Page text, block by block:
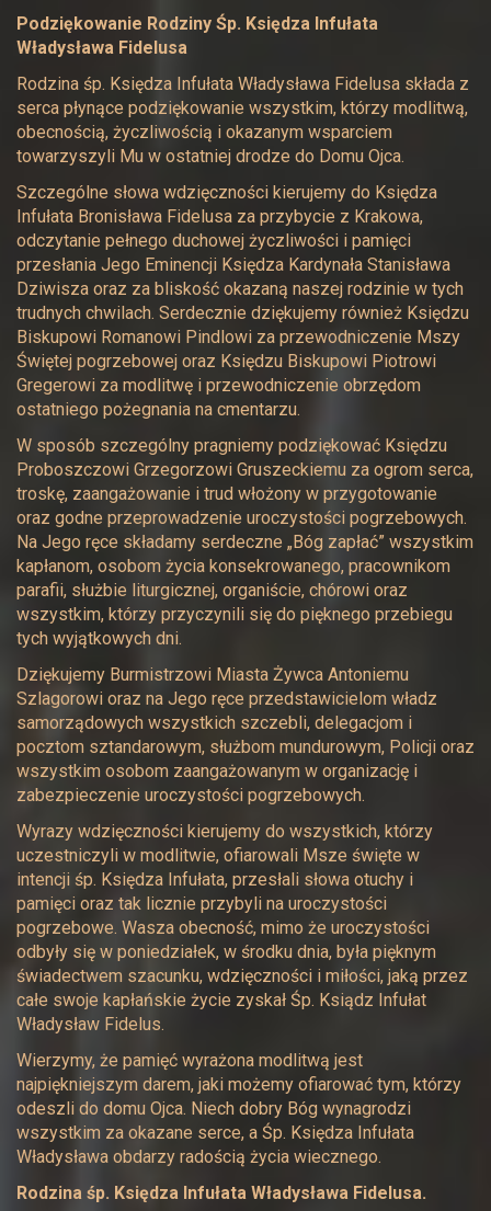
Podziękowanie Rodziny Śp. Księdza Infułata
Władysława Fidelusa
Rodzina śp. Księdza Infułata Władysława Fidelusa składa z
serca płynące podziękowanie wszystkim, którzy modlitwą,
obecnością, życzliwością i okazanym wsparciem
towarzyszyli Mu w ostatniej drodze do Domu Ojca.
Szczególne słowa wdzięczności kierujemy do Księdza
Infułata Bronisława Fidelusa za przybycie z Krakowa,
odczytanie pełnego duchowej życzliwości i pamięci
przesłania Jego Eminencji Księdza Kardynała Stanisława
Dziwisza oraz za bliskość okazaną naszej rodzinie w tych
trudnych chwilach. Serdecznie dziękujemy również Księdzu
Biskupowi Romanowi Pindlowi za przewodniczenie Mszy
Świętej pogrzebowej oraz Księdzu Biskupowi Piotrowi
Gregerowi za modlitwę i przewodniczenie obrzędom
ostatniego pożegnania na cmentarzu.
W sposób szczególny pragniemy podziękować Księdzu
Proboszczowi Grzegorzowi Gruszeckiemu za ogrom serca,
troskę, zaangażowanie i trud włożony w przygotowanie
oraz godne przeprowadzenie uroczystości pogrzebowych.
Na Jego ręce składamy serdeczne „Bóg zapłać” wszystkim
kapłanom, osobom życia konsekrowanego, pracownikom
parafii, służbie liturgicznej, organiście, chórowi oraz
wszystkim, którzy przyczynili się do pięknego przebiegu
tych wyjątkowych dni.
Dziękujemy Burmistrzowi Miasta Żywca Antoniemu
Szlagorowi oraz na Jego ręce przedstawicielom władz
samorządowych wszystkich szczebli, delegacjom i
pocztom sztandarowym, służbom mundurowym, Policji oraz
wszystkim osobom zaangażowanym w organizację i
zabezpieczenie uroczystości pogrzebowych.
Wyrazy wdzięczności kierujemy do wszystkich, którzy
uczestniczyli w modlitwie, ofiarowali Msze święte w
intencji śp. Księdza Infułata, przesłali słowa otuchy i
pamięci oraz tak licznie przybyli na uroczystości
pogrzebowe. Wasza obecność, mimo że uroczystości
odbyły się w poniedziałek, w środku dnia, była pięknym
świadectwem szacunku, wdzięczności i miłości, jaką przez
całe swoje kapłańskie życie zyskał Śp. Ksiądz Infułat
Władysław Fidelus.
Wierzymy, że pamięć wyrażona modlitwą jest
najpiękniejszym darem, jaki możemy ofiarować tym, którzy
odeszli do domu Ojca. Niech dobry Bóg wynagrodzi
wszystkim za okazane serce, a Śp. Księdza Infułata
Władysława obdarzy radością życia wiecznego.
Rodzina śp. Księdza Infułata Władysława Fidelusa.